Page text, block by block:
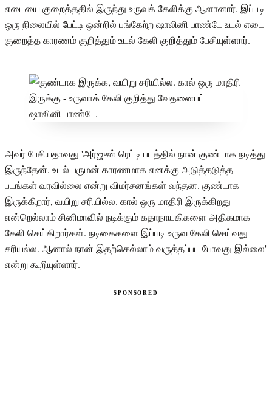
எடையை குறைத்ததில் இருந்து உருவக் கேலிக்கு ஆளானார். இப்படி
ஒரு நிலையில் பேட்டி ஒன்றில் பங்கேற்ற ஷாலினி பாண்டே உடல் எடை
குறைத்த காரணம் குறித்தும் உடல் கேலி குறித்தும் பேசியுள்ளார்.
அவர் பேசியதாவது 'அர்ஜுன் ரெட்டி படத்தில் நான் குண்டாக நடித்து
இருந்தேன். உடல் பருமன் காரணமாக எனக்கு அடுத்தடுத்த
படங்கள் வரவில்லை என்று விமர்சனங்கள் வந்தன. குண்டாக
இருக்கிறார், வயிறு சரியில்ல. கால் ஒரு மாதிரி இருக்கிறது
என்றெல்லாம் சினிமாவில் நடிக்கும் கதாநாயகிகளை அதிகமாக
கேலி செய்கிறார்கள். நடிகைகளை இப்படி உருவ கேலி செய்வது
சரியல்ல. ஆனால் நான் இதற்கெல்லாம் வருத்தப்பட போவது இல்லை'
என்று கூறியுள்ளார்.